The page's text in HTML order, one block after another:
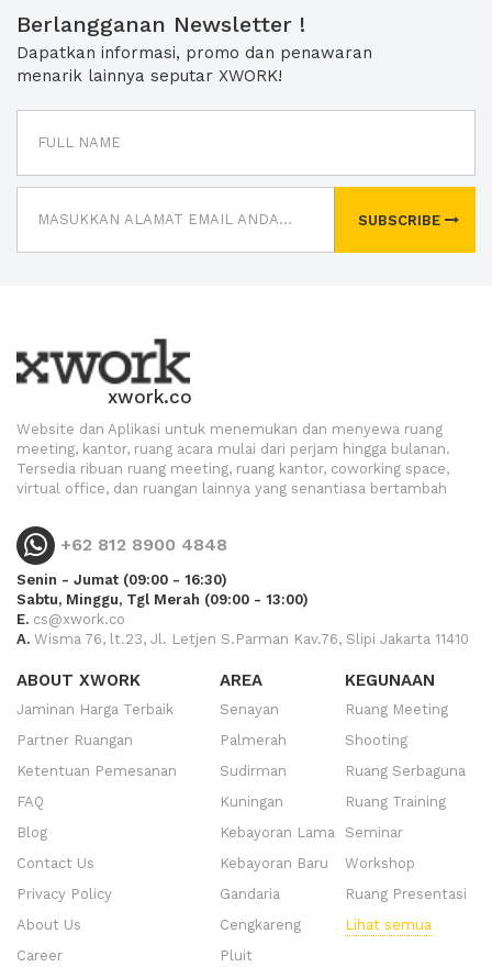
Berlangganan Newsletter !
Dapatkan informasi, promo dan penawaran
menarik lainnya seputar XWORK!
SUBSCRIBE
xwork.co
Website dan Aplikasi untuk menemukan dan menyewa ruang
meeting, kantor, ruang acara mulai dari perjam hingga bulanan.
Tersedia ribuan ruang meeting, ruang kantor, coworking space,
virtual office, dan ruangan lainnya yang senantiasa bertambah
+62 812 8900 4848
Senin - Jumat (09:00 - 16:30)
Sabtu, Minggu, Tgl Merah (09:00 - 13:00)
E. cs@xwork.co
A. Wisma 76, lt.23, Jl. Letjen S.Parman Kav.76, Slipi Jakarta 11410
ABOUT XWORK
Jaminan Harga Terbaik
Partner Ruangan
Ketentuan Pemesanan
FAQ
Blog
Contact Us
Privacy Policy
About Us
Career
AREA
Senayan
Palmerah
Sudirman
Kuningan
Kebayoran Lama
Kebayoran Baru
Gandaria
Cengkareng
Pluit
KEGUNAAN
Ruang Meeting
Shooting
Ruang Serbaguna
Ruang Training
Seminar
Workshop
Ruang Presentasi
Lihat semua